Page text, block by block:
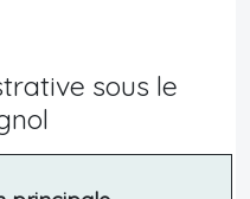
sous le